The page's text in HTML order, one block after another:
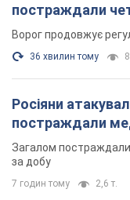
постраждали
Ворог продовжує
36 хвилин тому
Росіяни
постраждали
Загалом постраждали
за добу
7 годин тому 2,6 т.